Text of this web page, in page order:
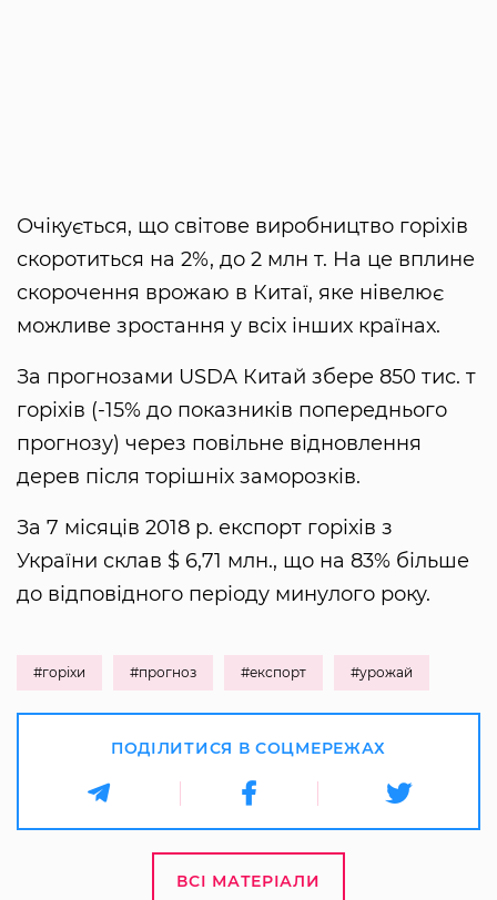
Очікується, що світове виробництво горіхів
скоротиться на 2%, до 2 млн т. На це вплине
скорочення врожаю в Китаї, яке нівелює
можливе зростання у всіх інших країнах.
За прогнозами USDA Китай збере 850 тис. т
горіхів (-15% до показників попереднього
прогнозу) через повільне відновлення
дерев після торішніх заморозків.
За 7 місяців 2018 р. експорт горіхів з
України склав $ 6,71 млн., що на 83% більше
до відповідного періоду минулого року.
#горіхи #прогноз #експорт #урожай
ПОДІЛИТИСЯ В СОЦМЕРЕЖАХ
ВСІ МАТЕРІАЛИ